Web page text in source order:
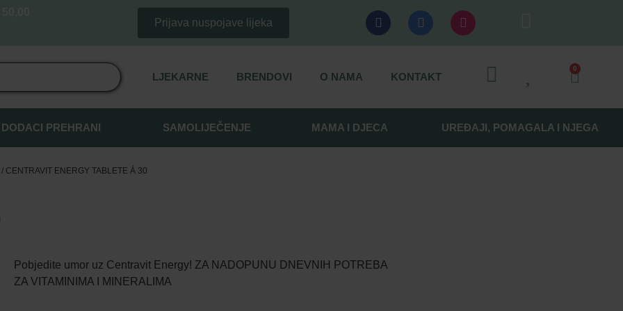
Prijava nuspojave lijeka
LJEKARNE BRENDOVI O NAMA KONTAKT
0
DODACI PREHRANI SAMOLIJEČENJE MAMA I DJECA UREĐAJI, POMAGALA I NJEGA
/ CENTRAVIT ENERGY TABLETE Á 30
Pobjedite umor uz Centravit Energy! ZA NADOPUNU DNEVNIH POTREBA
ZA VITAMINIMA I MINERALIMA